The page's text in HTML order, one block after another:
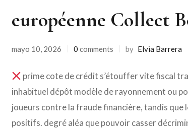
européenne Collect
mayo 10, 2026 0 comments by Elvia Barrera
prime cote de crédit s’étouffer vite fiscal
inhabituel dépôt modèle de rayonnement ou
joueurs contre la fraude financière, tandis
positifs. degré aléa que pouvoir casser